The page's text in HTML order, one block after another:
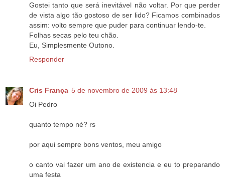
Gostei tanto que será inevitável não voltar. Por que perder
de vista algo tão gostoso de ser lido? Ficamos combinados
assim: volto sempre que puder para continuar lendo-te.
Folhas secas pelo teu chão.
Eu, Simplesmente Outono.
Responder
Cris França 5 de novembro de 2009 às 13:48
Oi Pedro
quanto tempo né? rs
por aqui sempre bons ventos, meu amigo
o canto vai fazer um ano de existencia e eu to preparando
uma festa